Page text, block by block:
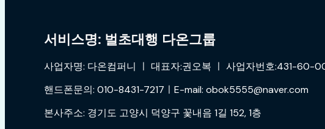
서비스명: 벌초대행 다온그룹
사업자명: 다온컴퍼니 ㅣ 대표자:권오복 ㅣ 사업자번호:431-60-
핸드폰문의: 010-8431-7217ㅣE-mail: obok5555@naver.com
본사주소: 경기도 고양시 덕양구 꽃내음 1길 152, 1층